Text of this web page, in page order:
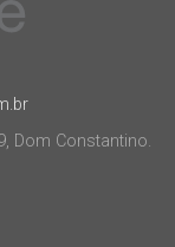
Dom Constantino.